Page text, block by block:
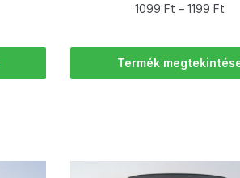
1099 Ft – 1199 Ft
Termék